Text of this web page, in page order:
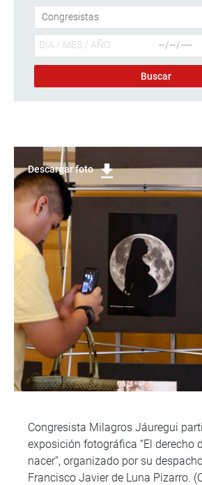
Descargar foto
Congresista Milagros Jáuregui
exposición fotográfica “El derecho
nacer”, organizado por su
Francisco Javier de Luna Pizarro.